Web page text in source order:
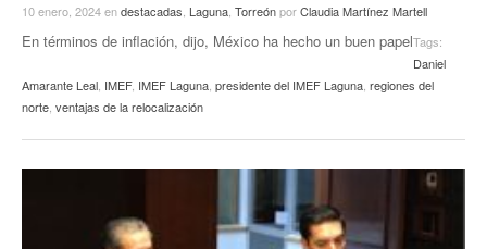
10 enero, 2024endestacadas, Laguna, TorreónporClaudia Martínez Martell
En términos de inflación, dijo, México ha hecho un buen papelTags:
Daniel
Amarante Leal, IMEF, IMEF Laguna, presidente del IMEF Laguna, regiones del
norte, ventajas de la relocalización